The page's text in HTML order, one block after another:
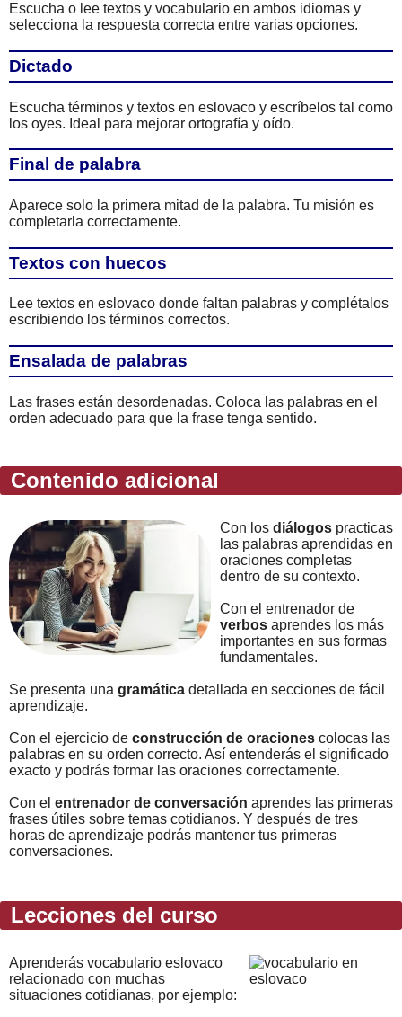
Escucha o lee textos y vocabulario en ambos idiomas y
selecciona la respuesta correcta entre varias opciones.
Dictado
Escucha términos y textos en eslovaco y escríbelos tal como
los oyes. Ideal para mejorar ortografía y oído.
Final de palabra
Aparece solo la primera mitad de la palabra. Tu misión es
completarla correctamente.
Textos con huecos
Lee textos en eslovaco donde faltan palabras y complétalos
escribiendo los términos correctos.
Ensalada de palabras
Las frases están desordenadas. Coloca las palabras en el
orden adecuado para que la frase tenga sentido.
Contenido adicional
Con los diálogos practicas
las palabras aprendidas en
oraciones completas
dentro de su contexto.
Con el entrenador de
verbos aprendes los más
importantes en sus formas
fundamentales.
Se presenta una gramática detallada en secciones de fácil
aprendizaje.
Con el ejercicio de construcción de oraciones colocas las
palabras en su orden correcto. Así entenderás el significado
exacto y podrás formar las oraciones correctamente.
Con el entrenador de conversación aprendes las primeras
frases útiles sobre temas cotidianos. Y después de tres
horas de aprendizaje podrás mantener tus primeras
conversaciones.
Lecciones del curso
Aprenderás vocabulario eslovaco
relacionado con muchas
situaciones cotidianas, por ejemplo: